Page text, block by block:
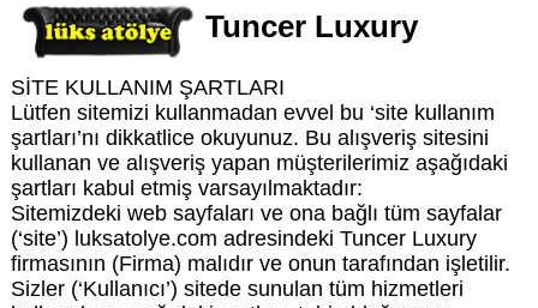
Tuncer Luxury
SİTE KULLANIM ŞARTLARI
Lütfen sitemizi kullanmadan evvel bu ‘site kullanım
şartları’nı dikkatlice okuyunuz. Bu alışveriş sitesini
kullanan ve alışveriş yapan müşterilerimiz aşağıdaki
şartları kabul etmiş varsayılmaktadır:
Sitemizdeki web sayfaları ve ona bağlı tüm sayfalar
(‘site’) luksatolye.com adresindeki Tuncer Luxury
firmasının (Firma) malıdır ve onun tarafından işletilir.
Sizler (‘Kullanıcı’) sitede sunulan tüm hizmetleri